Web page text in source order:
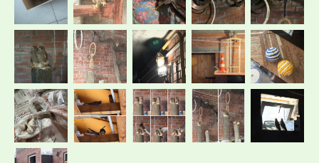
их уже двое! Сидят они на асфа...